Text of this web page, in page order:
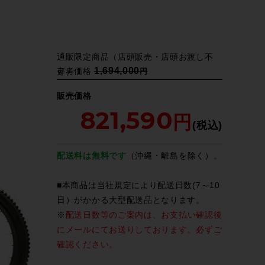
参考価格 1,694,000
販売価格
821,590
通販限定商品（店頭販売・店頭お渡し不
可）
配送料は無料です （沖縄・離島を除く）。
■本商品は当社規定により配送日数(7～10
日）がかかる大型配送品となります。
※ 配送日数等のご案内は、お支払い確認後
にメールにてお送りしております。必ずご
確認ください。